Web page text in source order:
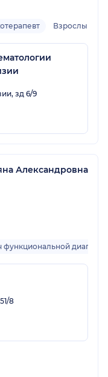
Взрослый
зд 6/9
Александровна
функциональной
8